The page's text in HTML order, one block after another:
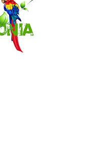
sensación de
para
Colo de Chile
Diez de
nueva reina por